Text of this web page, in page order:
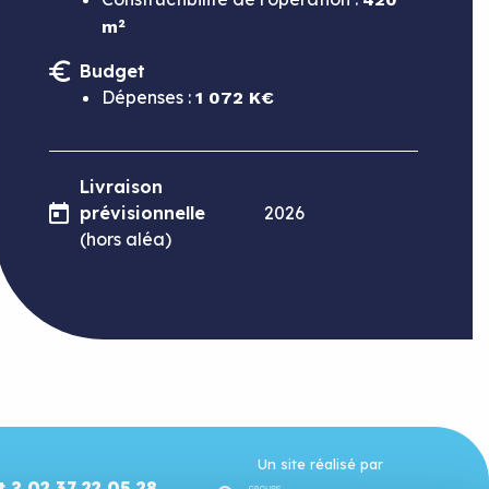
m²
Budget
Dépenses :1 072 K€
Livraison
prévisionnelle
(hors aléa)
2026
Un site réalisé par